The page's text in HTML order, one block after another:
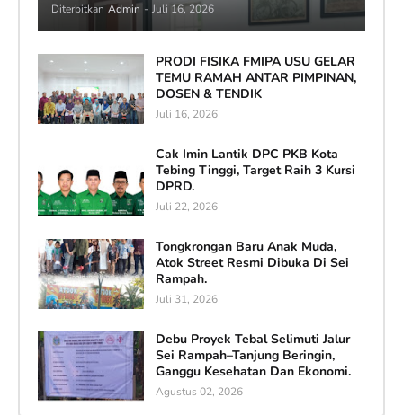
Diterbitkan Admin - Juli 16, 2026
PRODI FISIKA FMIPA USU GELAR
TEMU RAMAH ANTAR PIMPINAN,
DOSEN & TENDIK
Juli 16, 2026
Cak Imin Lantik DPC PKB Kota
Tebing Tinggi, Target Raih 3 Kursi
DPRD.
Juli 22, 2026
Tongkrongan Baru Anak Muda,
Atok Street Resmi Dibuka Di Sei
Rampah.
Juli 31, 2026
Debu Proyek Tebal Selimuti Jalur
Sei Rampah–Tanjung Beringin,
Ganggu Kesehatan Dan Ekonomi.
Agustus 02, 2026